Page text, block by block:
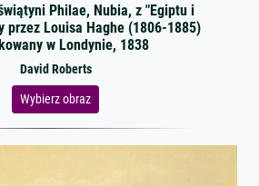
Philae, Nubia, z "Egiptu i
przez Louisa Haghe (1806-1885)
w Londynie, 1838
David Roberts
Wybierz obraz